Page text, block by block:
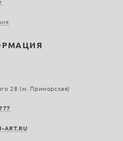
28 (м. Приморская)
ART.RU